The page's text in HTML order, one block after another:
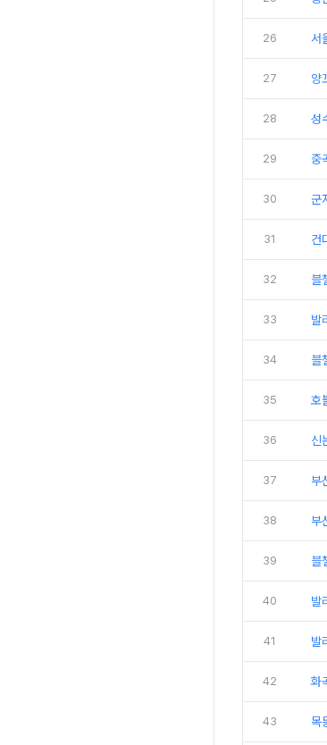
26 서
27 양
28 성
29 중
30 군
31 건
32 블
33 발
34 블
35 호
36 신
37 부
38 부
39 블
40 발
41 발
42 화
43 목